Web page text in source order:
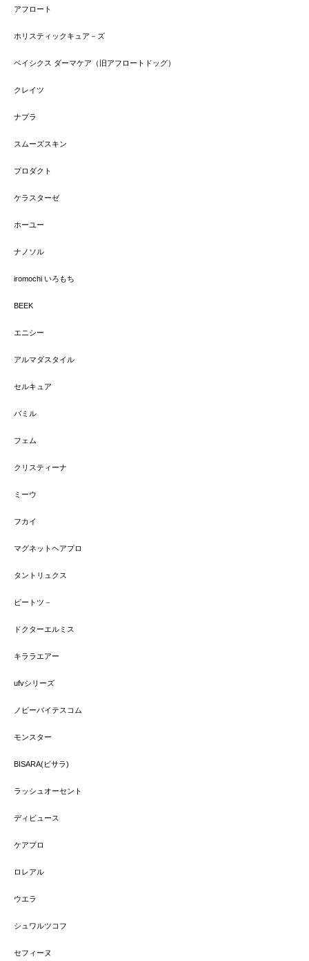
アフロート
ホリスティックキュア－ズ
ベイシクス ダーマケア（旧アフロートドッグ）
クレイツ
ナプラ
スムーズスキン
プロダクト
ケラスターゼ
ホーユー
ナノソル
iromochi いろもち
BEEK
エニシー
アルマダスタイル
セルキュア
バミル
フェム
クリスティーナ
ミーウ
フカイ
マグネットヘアプロ
タントリュクス
ビートツ－
ドクターエルミス
キララエアー
ufvシリーズ
ノビーバイテスコム
モンスター
BISARA(ビサラ)
ラッシュオーセント
ディビュース
ケアプロ
ロレアル
ウエラ
シュワルツコフ
セフィーヌ